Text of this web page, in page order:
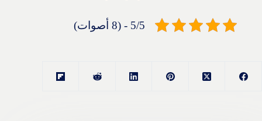
5/5 - (8 أصوات)